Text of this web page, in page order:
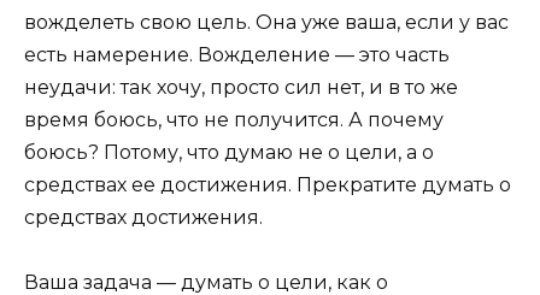
вожделеть свою цель. Она уже ваша, если у вас
есть намерение. Вожделение — это часть
неудачи: так хочу, просто сил нет, и в то же
время боюсь, что не получится. А почему
боюсь? Потому, что думаю не о цели, а о
средствах ее достижения. Прекратите думать о
средствах достижения.
Ваша задача — думать о цели, как о